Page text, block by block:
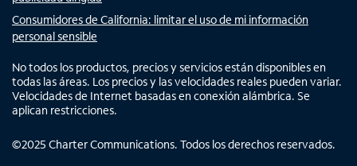
Consumidores de California: limitar el uso de mi información
personal sensible
No todos los productos, precios y servicios están disponibles en
todas las áreas. Los precios y las velocidades reales pueden variar.
Velocidades de Internet basadas en conexión alámbrica. Se
aplican restricciones.
©2025 Charter Communications. Todos los derechos reservados.